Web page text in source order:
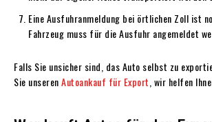
Eine Ausfuhranmeldung bei örtlichen Zoll ist
Fahrzeug muss für die Ausfuhr angemeldet
Falls Sie unsicher sind, das Auto selbst zu
Sie unserenAutoankauf für Export , wir helfen